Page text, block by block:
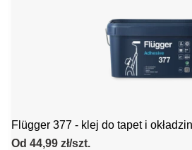
Flügger 377 - klej do tapet i okładzin
Od 44,99 zł/szt.